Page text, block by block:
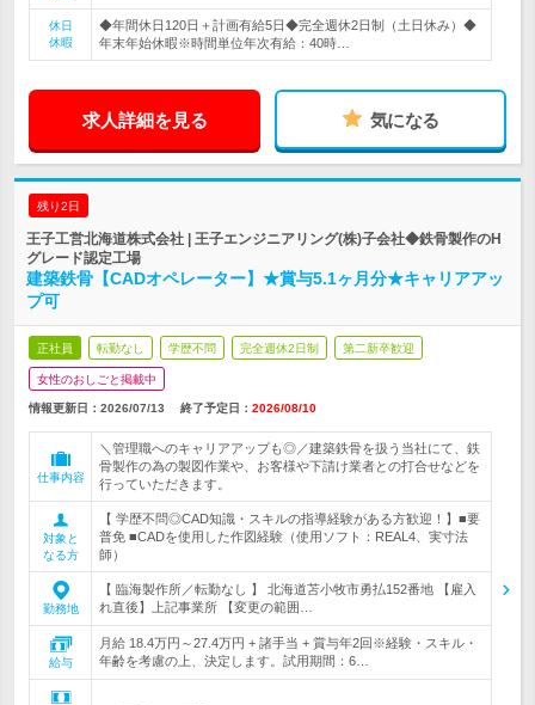
休日
休暇
◆年間休日120日＋計画有給5日◆完全週休2日制（土日休み）◆
年末年始休暇※時間単位年次有給：40時…
求人詳細を見る 気になる
残り2日
王子工営北海道株式会社 | 王子エンジニアリング(株)子会社◆鉄骨製作のH
グレード認定工場
建築鉄骨【CADオペレーター】★賞与5.1ヶ月分★キャリアアッ
プ可
正社員 転勤なし 学歴不問 完全週休2日制 第二新卒歓迎
女性のおしごと掲載中
情報更新日：2026/07/13 終了予定日： 2026/08/10
仕事内容
＼管理職へのキャリアアップも◎／建築鉄骨を扱う当社にて、鉄
骨製作の為の製図作業や、お客様や下請け業者との打合せなどを
行っていただきます。
対象と
なる方
【 学歴不問◎CAD知識・スキルの指導経験がある方歓迎！】■要
普免 ■CADを使用した作図経験（使用ソフト：REAL4、実寸法
師）
勤務地
【 臨海製作所／転勤なし 】 北海道苫小牧市勇払152番地 【雇入
れ直後】上記事業所 【変更の範囲…
給与
月給 18.4万円～27.4万円 + 諸手当 + 賞与年2回※経験・スキル・
年齢を考慮の上、決定します。試用期間：6…